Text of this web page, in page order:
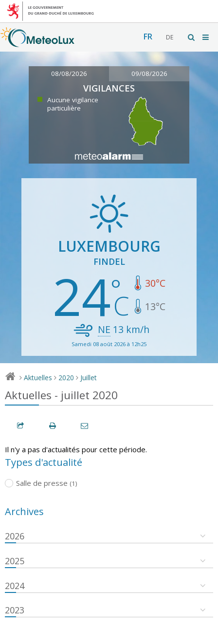
FR DE
08/08/2026 09/08/2026
VIGILANCES
Aucune vigilance
particulière
LUXEMBOURG
FINDEL
24 30°C
13°C
NE 13 km/h
Samedi 08 août 2026 à 12h25
> Aktuelles > 2020 > Juillet
Aktuelles - juillet 2020
Il n'y a pas d'actualités pour cette période.
Types d'actualité
Salle de presse (1)
Archives
2026
2025
2024
2023